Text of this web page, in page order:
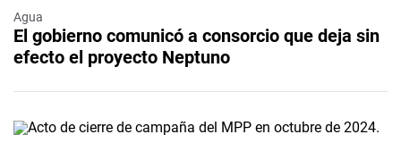
Agua
El gobierno comunicó a consorcio que deja sin
efecto el proyecto Neptuno